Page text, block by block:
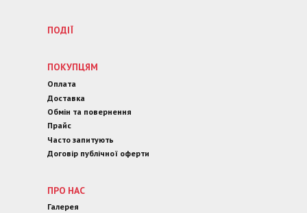
ПОДІЇ
ПОКУПЦЯМ
Оплата
Доставка
Обмін та повернення
Прайс
Часто запитують
Договір публічної оферти
ПРО НАС
Галерея